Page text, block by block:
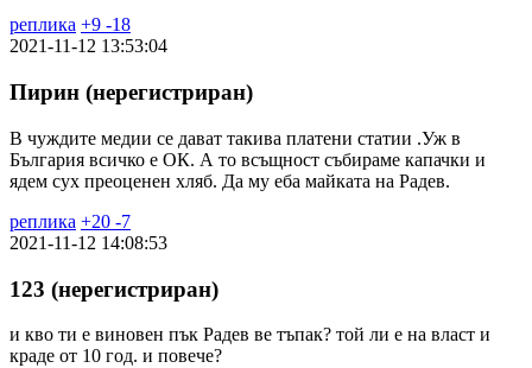
реплика +9 -18
2021-11-12 13:53:04
Пирин (нерегистриран)
В чуждите медии се дават такива платени статии .Уж в
България всичко е ОК. А то всъщност събираме капачки и
ядем сух преоценен хляб. Да му еба майката на Радев.
реплика +20 -7
2021-11-12 14:08:53
123 (нерегистриран)
и кво ти е виновен пък Радев ве тъпак? той ли е на власт и
краде от 10 год. и повече?